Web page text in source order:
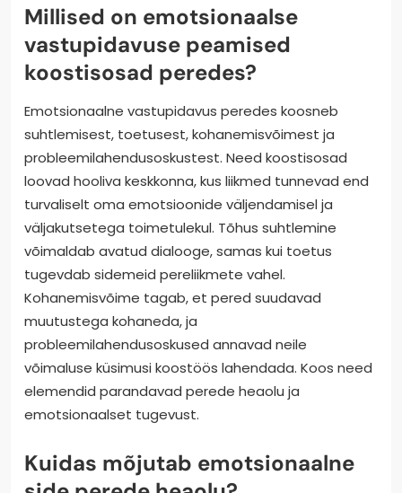
Millised on emotsionaalse
vastupidavuse peamised
koostisosad peredes?
Emotsionaalne vastupidavus peredes koosneb
suhtlemisest, toetusest, kohanemisvõimest ja
probleemilahendusoskustest. Need koostisosad
loovad hooliva keskkonna, kus liikmed tunnevad end
turvaliselt oma emotsioonide väljendamisel ja
väljakutsetega toimetulekul. Tõhus suhtlemine
võimaldab avatud dialooge, samas kui toetus
tugevdab sidemeid pereliikmete vahel.
Kohanemisvõime tagab, et pered suudavad
muutustega kohaneda, ja
probleemilahendusoskused annavad neile
võimaluse küsimusi koostöös lahendada. Koos need
elemendid parandavad perede heaolu ja
emotsionaalset tugevust.
Kuidas mõjutab emotsionaalne